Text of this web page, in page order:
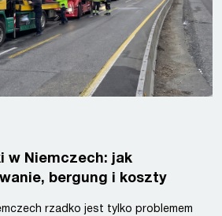
w Niemczech: jak
bergung i koszty
rzadko jest tylko problemem